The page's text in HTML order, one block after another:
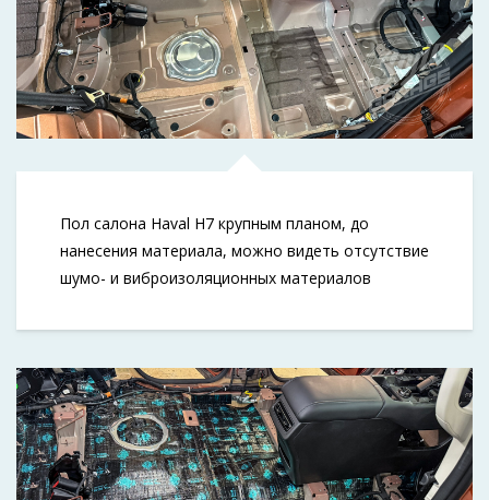
Пол салона Haval H7 крупным планом, до
нанесения материала, можно видеть отсутствие
шумо- и виброизоляционных материалов